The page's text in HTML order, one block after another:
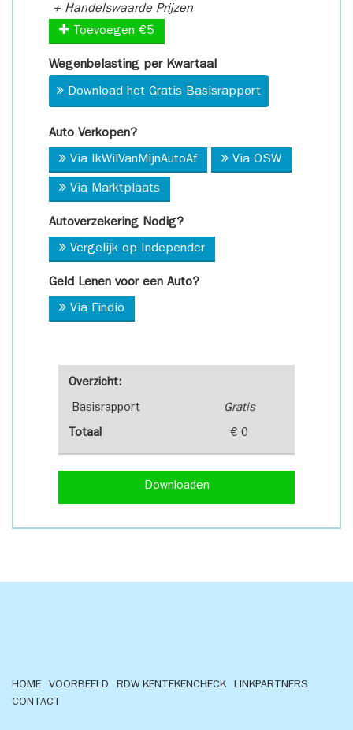
Overzicht:
Basisrapport Gratis
Totaal € 0
Downloaden
+ Handelswaarde Prijzen
Toevoegen €5
Wegenbelasting per Kwartaal
Download het Gratis Basisrapport
Auto Verkopen?
Via IkWilVanMijnAutoAf Via OSW
Via Marktplaats
Autoverzekering Nodig?
Vergelijk op Independer
Geld Lenen voor een Auto?
Via Findio
HOME VOORBEELD RDW KENTEKENCHECK
LINKPARTNERS
CONTACT